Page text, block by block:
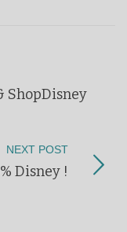
ShopDisney
NEXT POST
Disney !